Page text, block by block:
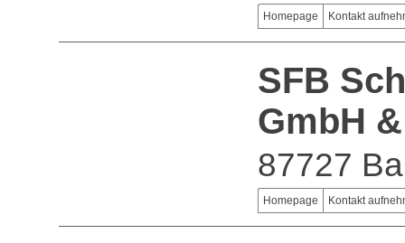
Homepage Kontakt
SFB
GmbH
87727
Homepage Kontakt